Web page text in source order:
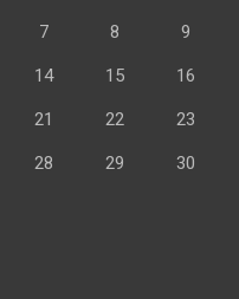
7 8 9
14 15 16
21 22 23
28 29 30